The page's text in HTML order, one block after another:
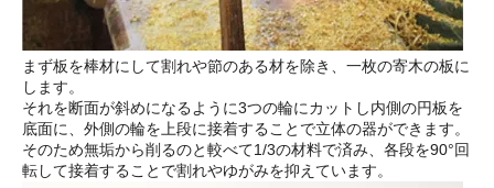
まず板を棒材にして割れや節のある材を除き、一枚の寄木の板に
します。
それを断面が斜めになるように3つの輪にカットし内側の円板を
底面に、外側の輪を上段に接着することで立体の器ができます。
そのため無垢から削るのと較べて1/3の材料で済み、各段を90°回
転して接着することで割れやゆがみを抑えています。